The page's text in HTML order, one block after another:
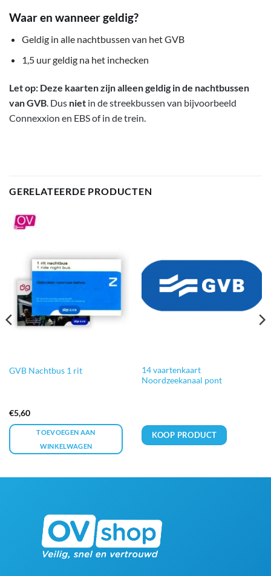
Waar en wanneer geldig?
Geldig in alle nachtbussen van het GVB
1,5 uur geldig na het inchecken
Let op: Deze kaarten zijn alleen geldig in de nachtbussen
van GVB. Dus niet in de streekbussen van bijvoorbeeld
Connexxion en EBS of in de trein. ​
GERELATEERDE PRODUCTEN
GVB Nachtbus 1 rit
€5,60
TOEVOEGEN AAN
WINKELWAGEN
14 vaartenkaart
Noordzeekanaal pont
KOOP PRODUCT